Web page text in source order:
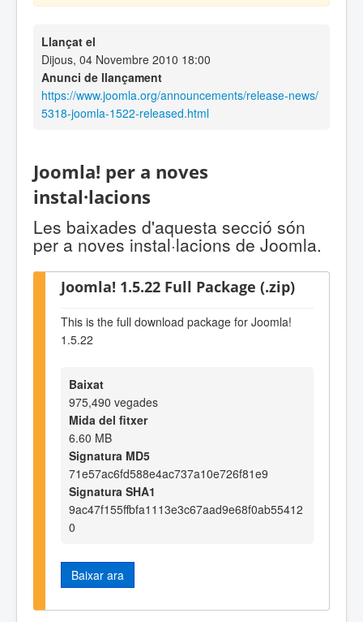
Llançat el
Dijous, 04 Novembre 2010 18:00
Anunci de llançament
https://www.joomla.org/announcements/release-news/
5318-joomla-1522-released.html
Joomla! per a noves
instal·lacions
Les baixades d'aquesta secció són
per a noves instal·lacions de Joomla.
Joomla! 1.5.22 Full Package (.zip)
This is the full download package for Joomla!
1.5.22
Baixat
975,490 vegades
Mida del fitxer
6.60 MB
Signatura MD5
71e57ac6fd588e4ac737a10e726f81e9
Signatura SHA1
9ac47f155ffbfa1113e3c67aad9e68f0ab55412
0
Baixar ara